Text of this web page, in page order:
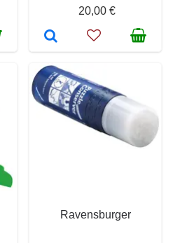
20,00 €
Ravensburger